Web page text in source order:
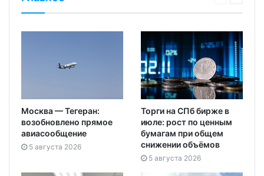
Москва — Тегеран:
возобновлено прямое
авиасообщение
5 августа 2026
Торги на СПб бирже в
июле: рост по ценным
бумагам при общем
снижении объёмов
5 августа 2026